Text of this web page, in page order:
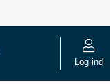
Log ind